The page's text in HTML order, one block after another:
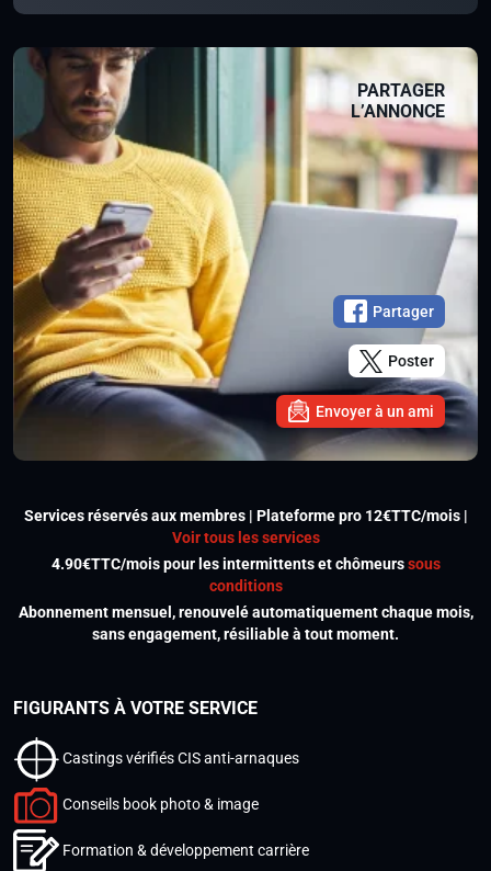
PARTAGER
L’ANNONCE
Partager
Poster
Envoyer à un ami
Services réservés aux membres | Plateforme pro 12€TTC/mois |
Voir tous les services
4.90€TTC/mois pour les intermittents et chômeurssous
conditions
Abonnement mensuel, renouvelé automatiquement chaque mois,
sans engagement, résiliable à tout moment.
FIGURANTS À VOTRE SERVICE
Castings vérifiés CIS anti-arnaques
Conseils book photo & image
Formation & développement carrière